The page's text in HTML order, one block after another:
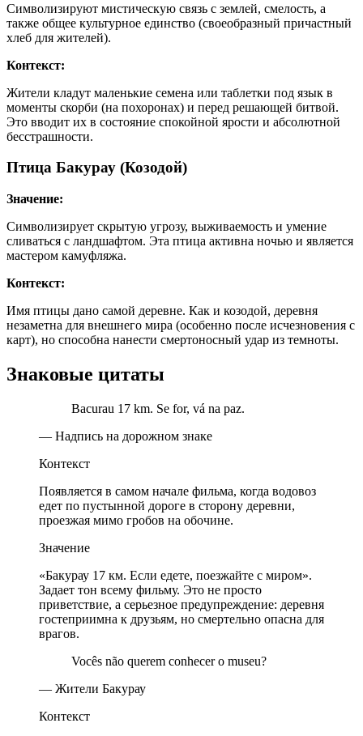
Символизируют мистическую связь с землей, смелость, а
также общее культурное единство (своеобразный причастный
хлеб для жителей).
Контекст:
Жители кладут маленькие семена или таблетки под язык в
моменты скорби (на похоронах) и перед решающей битвой.
Это вводит их в состояние спокойной ярости и абсолютной
бесстрашности.
Птица Бакурау (Козодой)
Значение:
Символизирует скрытую угрозу, выживаемость и умение
сливаться с ландшафтом. Эта птица активна ночью и является
мастером камуфляжа.
Контекст:
Имя птицы дано самой деревне. Как и козодой, деревня
незаметна для внешнего мира (особенно после исчезновения с
карт), но способна нанести смертоносный удар из темноты.
Знаковые цитаты
Bacurau 17 km. Se for, vá na paz.
— Надпись на дорожном знаке
Контекст
Появляется в самом начале фильма, когда водовоз
едет по пустынной дороге в сторону деревни,
проезжая мимо гробов на обочине.
Значение
«Бакурау 17 км. Если едете, поезжайте с миром».
Задает тон всему фильму. Это не просто
приветствие, а серьезное предупреждение: деревня
гостеприимна к друзьям, но смертельно опасна для
врагов.
Vocês não querem conhecer o museu?
— Жители Бакурау
Контекст